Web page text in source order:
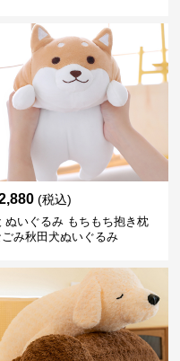
(税込)
ぬいぐるみ もちもち抱き枕
み秋田犬ぬいぐるみ